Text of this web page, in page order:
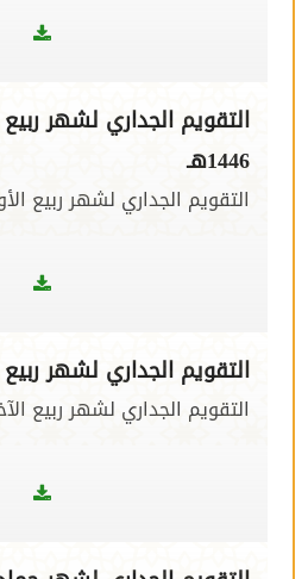
التقويم الجداري لشهر
1446هـ
التقويم الجداري لشهر ربيع الأول
التقويم الجداري لشهر ربيع
التقويم الجداري لشهر ربيع الآخر